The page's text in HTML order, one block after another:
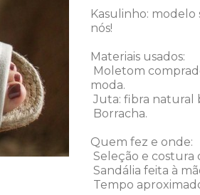
Kasulinho:
nós!
Materiais usados:
Moletom
moda.
Juta: fibra natural
Borracha.
Quem fez e onde:
Seleção e costura
Sandália feita à
Tempo